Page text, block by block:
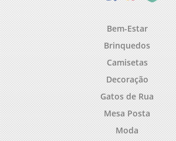
Bem-Estar
Brinquedos
Camisetas
Decoração
Gatos de Rua
Mesa Posta
Moda